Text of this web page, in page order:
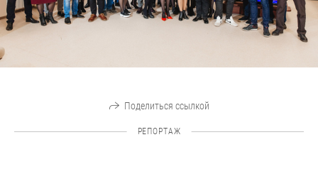
Поделиться ссылкой
РЕПОРТАЖ